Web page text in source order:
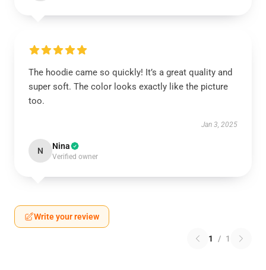
The hoodie came so quickly! It’s a great quality and
super soft. The color looks exactly like the picture
too.
Jan 3, 2025
N Nina
Verified owner
Write your review
1 / 1